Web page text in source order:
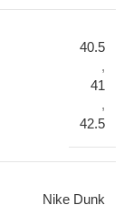
40.5
,
41
,
42.5
Nike Dunk